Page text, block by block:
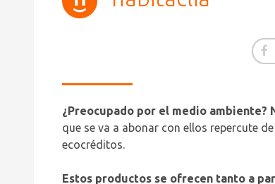
¿Preocupado por el medio ambiente?
que se va a abonar con ellos repercute
ecocréditos.
Estos productos se ofrecen tanto a